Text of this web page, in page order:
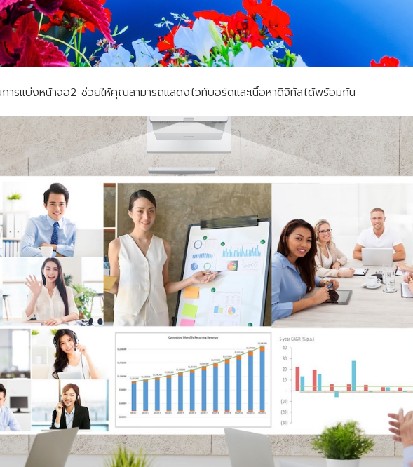
รแบ่งหน้าจอ2 ช่วยให้คุณสามารถแสดงไวท์บอร์ดและเนื้อหาดิจิทัลได้พร้อมกัน